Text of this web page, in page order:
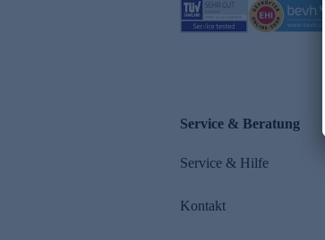
Service & Beratung
Service & Hilfe
Kontakt